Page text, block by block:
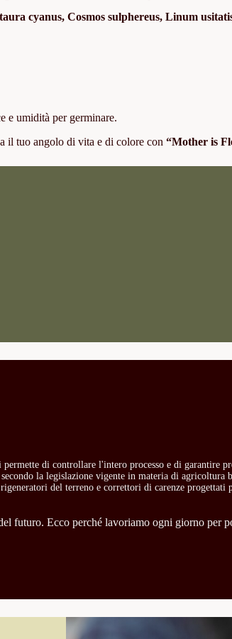
cyanus, Cosmos sulphereus, Linum
e umidità per germinare.
il tuo angolo di vita e di colore con“Mother is
di controllare l'intero processo e di garantire
la legislazione vigente in materia di agricoltura
del terreno e correttori di carenze
futuro. Ecco perché lavoriamo ogni giorno per